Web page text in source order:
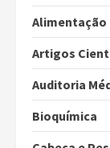
Alimentação
Artigos
Auditoria
Bioquímica